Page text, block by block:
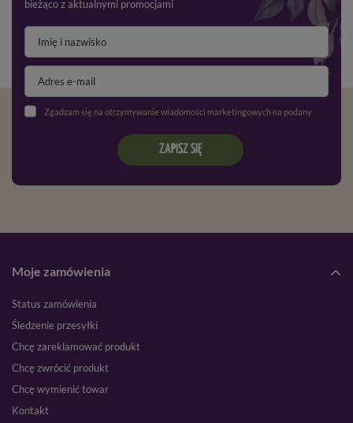
bieżąco z aktualnymi promocjami
Zgadzam się na otrzymywanie wiadomości marketingowych na podany adres e-mail oraz przetwarzanie danych osobowych zgodnie z
ZAPISZ SIĘ
Moje zamówienia
Status zamówienia
Śledzenie przesyłki
Chcę zareklamować produkt
Chcę zwrócić produkt
Chcę wymienić towar
Kontakt